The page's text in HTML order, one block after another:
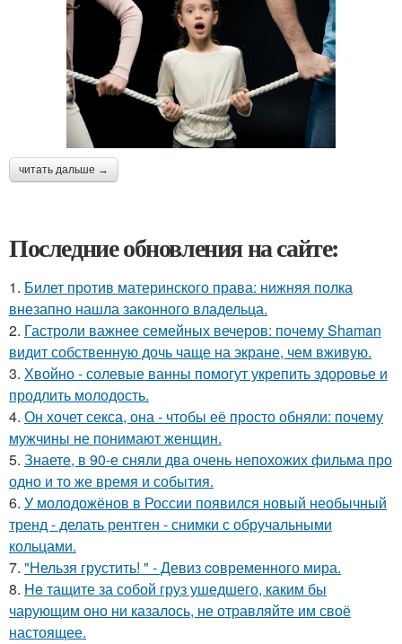
читать дальше →
Последние обновления на сайте:
1. Билет против материнского права: нижняя полка
внезапно нашла законного владельца.
2. Гастроли важнее семейных вечеров: почему Shaman
видит собственную дочь чаще на экране, чем вживую.
3. Хвойно - солевые ванны помогут укрепить здоровье и
продлить молодость.
4. Он хочет секса, она - чтобы её просто обняли: почему
мужчины не понимают женщин.
5. Знаете, в 90-е сняли два очень непохожих фильма про
одно и то же время и события.
6. У молодожёнов в России появился новый необычный
тренд - делать рентген - снимки с обручальными
кольцами.
7. "Нельзя грустить! " - Девиз coвременного мира.
8. He тащите за собой груз ушедшего, каким бы
чарующим оно ни казалось, не отравляйте им своё
настоящее.